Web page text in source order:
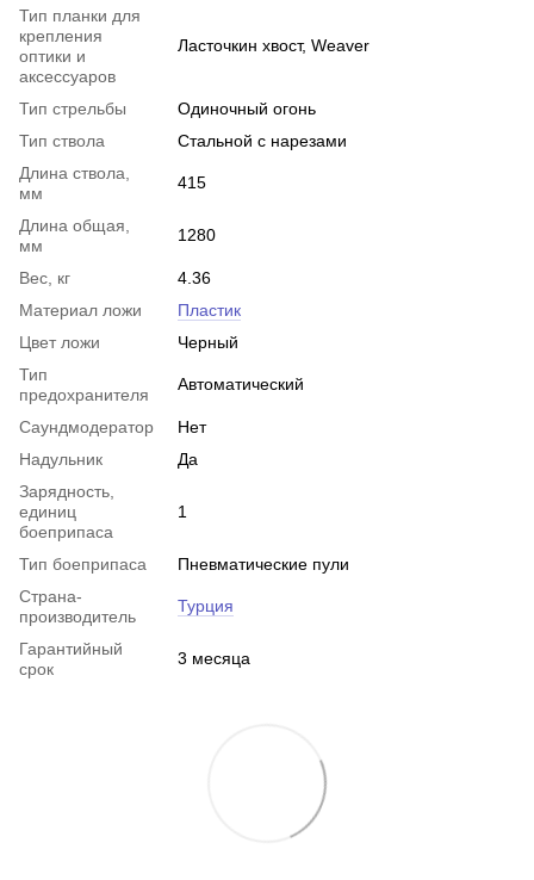
Тип планки для
крепления
оптики и
аксессуаров
Ласточкин хвост, Weaver
Тип стрельбы
Одиночный огонь
Тип ствола
Стальной с нарезами
Длина ствола,
мм
415
Длина общая,
мм
1280
Вес, кг
4.36
Материал ложи
Пластик
Цвет ложи
Черный
Тип
предохранителя
Автоматический
Саундмодератор
Нет
Надульник
Да
Зарядность,
единиц
боеприпаса
1
Тип боеприпаса
Пневматические пули
Страна-
производитель
Турция
Гарантийный
срок
3 месяца